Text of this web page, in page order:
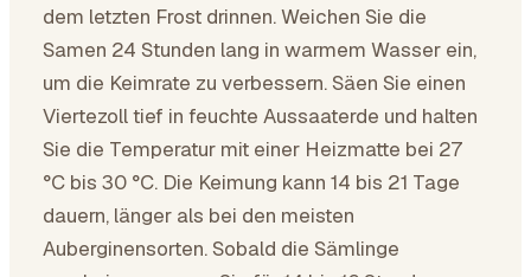
dem letzten Frost drinnen. Weichen Sie die
Samen 24 Stunden lang in warmem Wasser ein,
um die Keimrate zu verbessern. Säen Sie einen
Viertezoll tief in feuchte Aussaaterde und halten
Sie die Temperatur mit einer Heizmatte bei 27
°C bis 30 °C. Die Keimung kann 14 bis 21 Tage
dauern, länger als bei den meisten
Auberginensorten. Sobald die Sämlinge